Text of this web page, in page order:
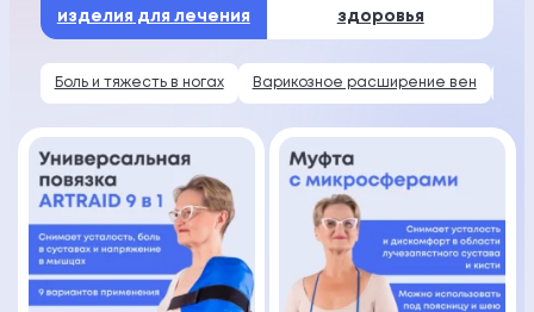
изделия для лечения
здоровья
Боль и тяжесть в ногах Варикозное расширение вен